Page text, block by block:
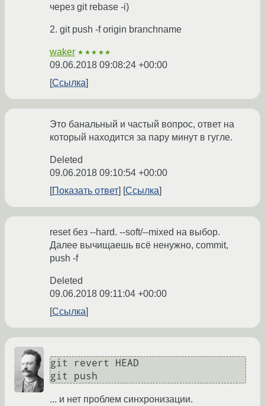
через git rebase -i)
2. git push -f origin branchname
waker ★★★★★
09.06.2018 09:08:24 +00:00
Ссылка
Это банальный и частый вопрос, ответ на
который находится за пару минут в гугле.
Deleted
09.06.2018 09:10:54 +00:00
Показать ответ
Ссылка
reset без --hard. --soft/--mixed на выбор.
Далее вычищаешь всё ненужно, commit,
push -f
Deleted
09.06.2018 09:11:04 +00:00
Ссылка
git revert HEAD
... и нет проблем синхронизации.